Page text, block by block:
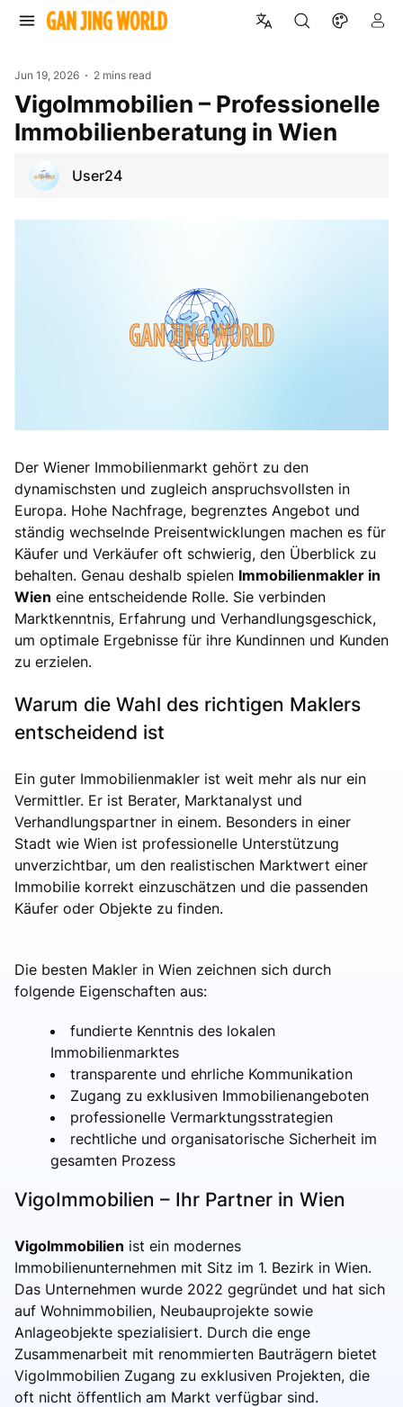
Jun 19, 2026 2 mins read
VigoImmobilien – Professionelle
Immobilienberatung in Wien
User24
Der Wiener Immobilienmarkt gehört zu den
dynamischsten und zugleich anspruchsvollsten in
Europa. Hohe Nachfrage, begrenztes Angebot und
ständig wechselnde Preisentwicklungen machen es für
Käufer und Verkäufer oft schwierig, den Überblick zu
behalten. Genau deshalb spielen Immobilienmakler in
Wien eine entscheidende Rolle. Sie verbinden
Marktkenntnis, Erfahrung und Verhandlungsgeschick,
um optimale Ergebnisse für ihre Kundinnen und Kunden
zu erzielen.
Warum die Wahl des richtigen Maklers
entscheidend ist
Ein guter Immobilienmakler ist weit mehr als nur ein
Vermittler. Er ist Berater, Marktanalyst und
Verhandlungspartner in einem. Besonders in einer
Stadt wie Wien ist professionelle Unterstützung
unverzichtbar, um den realistischen Marktwert einer
Immobilie korrekt einzuschätzen und die passenden
Käufer oder Objekte zu finden.
Die besten Makler in Wien zeichnen sich durch
folgende Eigenschaften aus:
fundierte Kenntnis des lokalen
Immobilienmarktes
transparente und ehrliche Kommunikation
Zugang zu exklusiven Immobilienangeboten
professionelle Vermarktungsstrategien
rechtliche und organisatorische Sicherheit im
gesamten Prozess
VigoImmobilien – Ihr Partner in Wien
VigoImmobilien ist ein modernes
Immobilienunternehmen mit Sitz im 1. Bezirk in Wien.
Das Unternehmen wurde 2022 gegründet und hat sich
auf Wohnimmobilien, Neubauprojekte sowie
Anlageobjekte spezialisiert. Durch die enge
Zusammenarbeit mit renommierten Bauträgern bietet
VigoImmobilien Zugang zu exklusiven Projekten, die
oft nicht öffentlich am Markt verfügbar sind.